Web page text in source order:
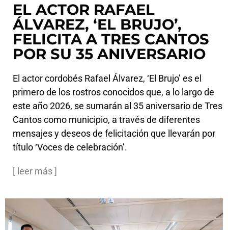
EL ACTOR RAFAEL
ÁLVAREZ, ‘EL BRUJO’,
FELICITA A TRES CANTOS
POR SU 35 ANIVERSARIO
El actor cordobés Rafael Álvarez, ‘El Brujo’ es el
primero de los rostros conocidos que, a lo largo de
este año 2026, se sumarán al 35 aniversario de Tres
Cantos como municipio, a través de diferentes
mensajes y deseos de felicitación que llevarán por
título ‘Voces de celebración’.
[ leer más ]